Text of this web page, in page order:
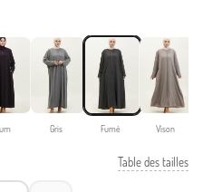
Gris Fumé Vison
Table des tailles